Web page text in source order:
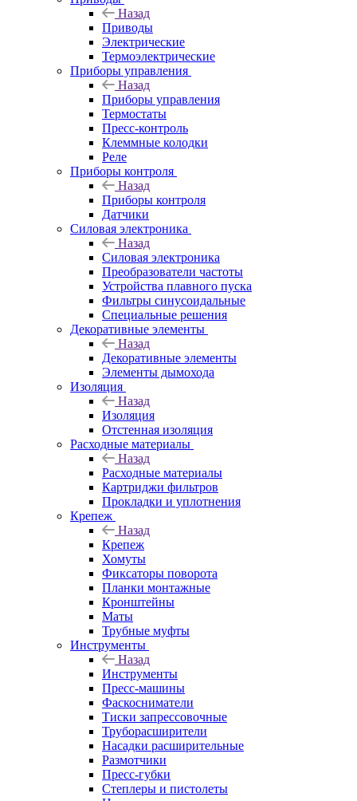
Назад
Приводы
Электрические
Термоэлектрические
Приборы управления
Назад
Приборы управления
Термостаты
Пресс-контроль
Клеммные колодки
Реле
Приборы контроля
Назад
Приборы контроля
Датчики
Силовая электроника
Назад
Силовая электроника
Преобразователи частоты
Устройства плавного пуска
Фильтры синусоидальные
Специальные решения
Декоративные элементы
Назад
Декоративные элементы
Элементы дымохода
Изоляция
Назад
Изоляция
Отстенная изоляция
Расходные материалы
Назад
Расходные материалы
Картриджи фильтров
Прокладки и уплотнения
Крепеж
Назад
Крепеж
Хомуты
Фиксаторы поворота
Планки монтажные
Кронштейны
Маты
Трубные муфты
Инструменты
Назад
Инструменты
Пресс-машины
Фаскосниматели
Тиски запрессовочные
Труборасширители
Насадки расширительные
Размотчики
Пресс-губки
Степлеры и пистолеты